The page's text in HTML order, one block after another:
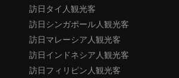
訪日タイ人観光客
訪日シンガポール人観光客
訪日マレーシア人観光客
訪日インドネシア人観光客
訪日フィリピン人観光客